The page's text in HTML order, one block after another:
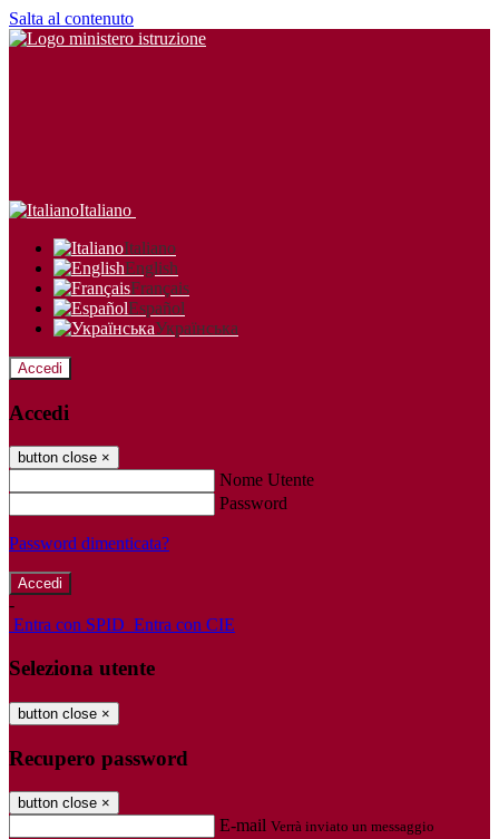
Salta al contenuto
Italiano
Italiano
English
Français
Español
Українська
Accedi
Accedi
button close ×
Nome Utente
Password
Password dimenticata?
-
Entra con SPID Entra con CIE
Seleziona utente
button close ×
Recupero password
button close ×
E-mail Verrà inviato un messaggio